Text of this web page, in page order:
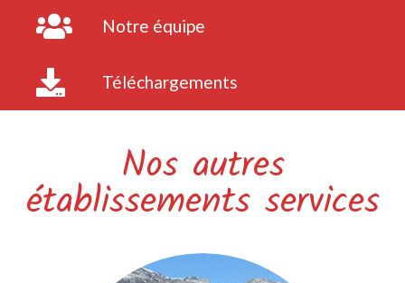
Notre équipe
Téléchargements
Nos autres
établissements services